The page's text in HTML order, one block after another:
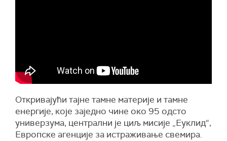
Откривајући тајне тамне материје и тамне
енергије, које заједно чине око 95 одсто
универзума, централни је циљ мисије „Еуклид“,
Европске агенције за истраживање свемира.